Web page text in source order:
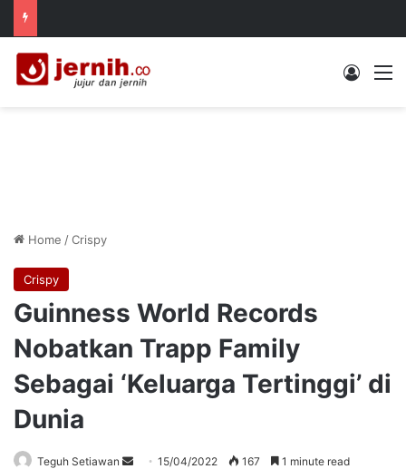
Log In
Home /Crispy
Crispy
Guinness World Records
Nobatkan Trapp Family
Sebagai ‘Keluarga Tertinggi’ di
Dunia
Teguh Setiawan
Send15/04/2022 167 1 minute read